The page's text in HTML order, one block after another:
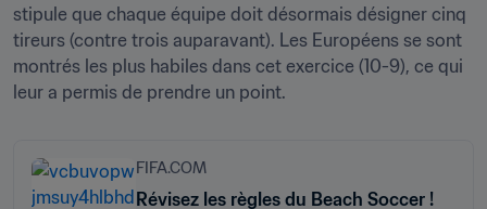
stipule que chaque équipe doit désormais désigner cinq
tireurs (contre trois auparavant). Les Européens se sont
montrés les plus habiles dans cet exercice (10-9), ce qui
leur a permis de prendre un point.
FIFA.COM
Révisez les règles du Beach Soccer !